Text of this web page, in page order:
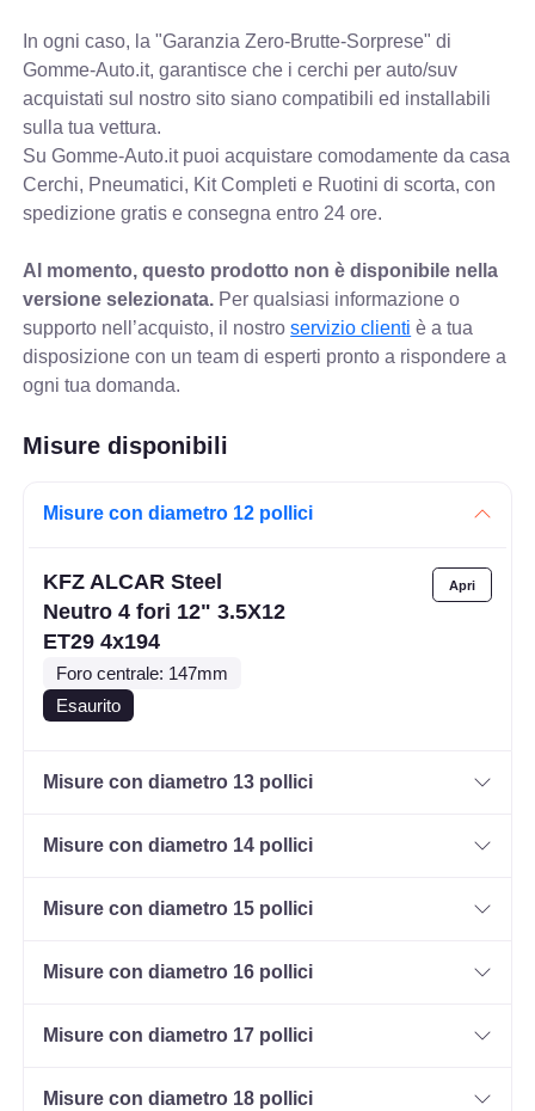
In ogni caso, la "Garanzia Zero-Brutte-Sorprese" di
Gomme-Auto.it, garantisce che i cerchi per auto/suv
acquistati sul nostro sito siano compatibili ed installabili
sulla tua vettura.
Su Gomme-Auto.it puoi acquistare comodamente da casa
Cerchi, Pneumatici, Kit Completi e Ruotini di scorta, con
spedizione gratis e consegna entro 24 ore.
Al momento, questo prodotto non è disponibile nella
versione selezionata. Per qualsiasi informazione o
supporto nell’acquisto, il nostroservizio clienti è a tua
disposizione con un team di esperti pronto a rispondere a
ogni tua domanda.
Misure disponibili
Misure con diametro 12 pollici
KFZ ALCAR Steel
Neutro 4 fori 12" 3.5X12
ET29 4x194
Foro centrale: 147mm
Esaurito
Misure con diametro 13 pollici
Misure con diametro 14 pollici
Misure con diametro 15 pollici
Misure con diametro 16 pollici
Misure con diametro 17 pollici
Misure con diametro 18 pollici